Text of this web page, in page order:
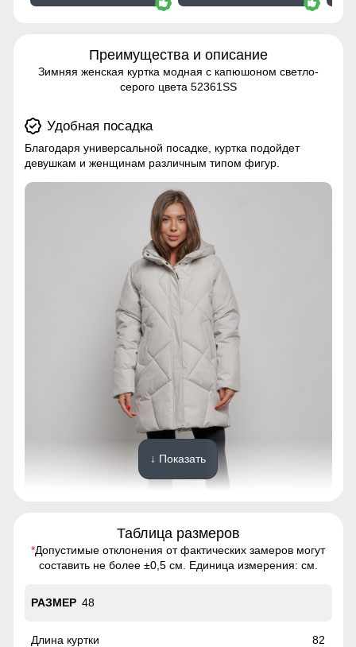
Преимущества и описание
Зимняя женская куртка модная с капюшоном светло-
серого цвета 52361SS
Удобная посадка
Благодаря универсальной посадке, куртка подойдет
девушкам и женщинам различным типом фигур.
Благодаря универсальной посадке, куртка подойдет
девушкам и женщинам различным типом фигур.
Элемент одежды нужен для защиты шеи от холода, но со
↓ Показать
Таблица размеров
*Допустимые отклонения от фактических замеров могут
составить не более ±0,5 см. Единица измерения: см.
48
82